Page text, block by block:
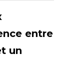
entre
un